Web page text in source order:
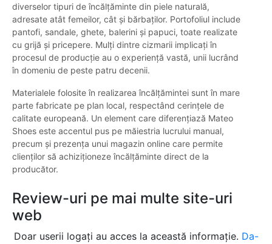
diverselor tipuri de încălțăminte din piele naturală,
adresate atât femeilor, cât și bărbaților. Portofoliul include
pantofi, sandale, ghete, balerini și papuci, toate realizate
cu grijă și pricepere. Mulți dintre cizmarii implicați în
procesul de producție au o experiență vastă, unii lucrând
în domeniu de peste patru decenii.
Materialele folosite în realizarea încălțămintei sunt în mare
parte fabricate pe plan local, respectând cerințele de
calitate europeană. Un element care diferențiază Mateo
Shoes este accentul pus pe măiestria lucrului manual,
precum și prezența unui magazin online care permite
clienților să achiziționeze încălțăminte direct de la
producător.
Review-uri pe mai multe site-uri
web
Doar userii logați au acces la această informație. Da-